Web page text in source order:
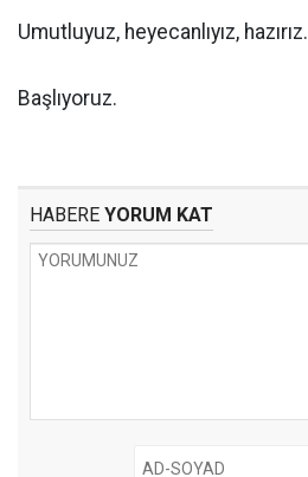
Umutluyuz, heyecanlıyız, hazırız.
Başlıyoruz.
HABERE YORUM KAT